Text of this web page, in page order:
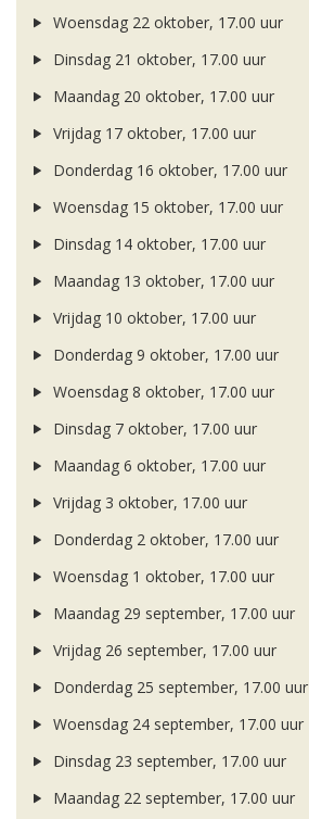
Woensdag 22 oktober, 17.00 uur
Dinsdag 21 oktober, 17.00 uur
Maandag 20 oktober, 17.00 uur
Vrijdag 17 oktober, 17.00 uur
Donderdag 16 oktober, 17.00 uur
Woensdag 15 oktober, 17.00 uur
Dinsdag 14 oktober, 17.00 uur
Maandag 13 oktober, 17.00 uur
Vrijdag 10 oktober, 17.00 uur
Donderdag 9 oktober, 17.00 uur
Woensdag 8 oktober, 17.00 uur
Dinsdag 7 oktober, 17.00 uur
Maandag 6 oktober, 17.00 uur
Vrijdag 3 oktober, 17.00 uur
Donderdag 2 oktober, 17.00 uur
Woensdag 1 oktober, 17.00 uur
Maandag 29 september, 17.00 uur
Vrijdag 26 september, 17.00 uur
Donderdag 25 september, 17.00 uur
Woensdag 24 september, 17.00 uur
Dinsdag 23 september, 17.00 uur
Maandag 22 september, 17.00 uur